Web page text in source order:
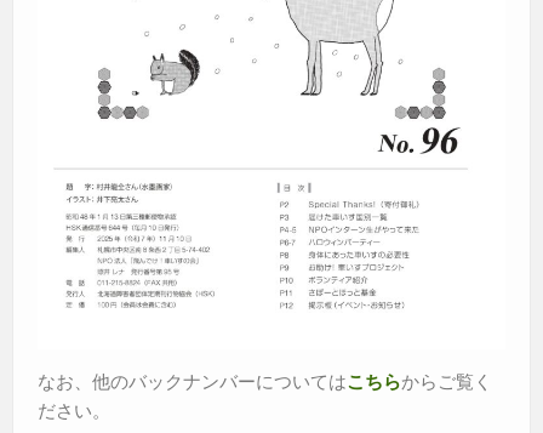
なお、他のバックナンバーについてはこちらからご覧く
ださい。